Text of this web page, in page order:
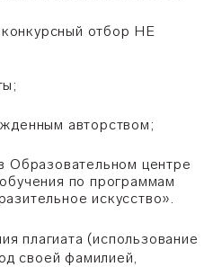
отбор НЕ
авторством;
Образовательном центре
по программам
искусство».
плагиата (использование
своей фамилией,